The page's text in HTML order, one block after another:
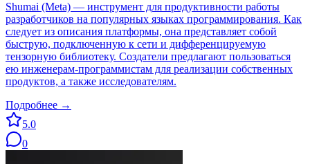
Shumai (Meta) — инструмент для продуктивности работы
разработчиков на популярных языках программирования. Как
следует из описания платформы, она представляет собой
быструю, подключенную к сети и дифференцируемую
тензорную библиотеку. Создатели предлагают пользоваться
ею инженерам-программистам для реализации собственных
продуктов, а также исследователям.
Подробнее →
5.0
0